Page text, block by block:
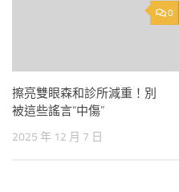
0
擦亮雙眼森和診所減重！別
被這些謠言“中傷”
2025 年 12 月 7 日